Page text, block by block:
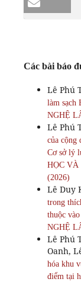
Các bài báo
Lê Phú
làm sạch
NGHỆ
Lê Phú
của cộng
Cơ sở lý
HỌC VÀ
(2026)
Lê Duy
trong
thuộc
NGHỆ
Lê Phú
Oanh,
hóa khu
điểm tại